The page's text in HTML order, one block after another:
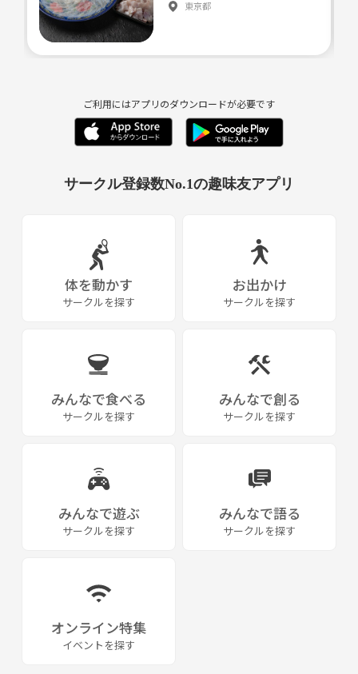
東京都
ご利用にはアプリのダウンロードが必要です
サークル登録数No.1の趣味友アプリ
体を動かす
サークルを探す
お出かけ
サークルを探す
みんなで食べる
サークルを探す
みんなで創る
サークルを探す
みんなで遊ぶ
サークルを探す
みんなで語る
サークルを探す
オンライン特集
イベントを探す